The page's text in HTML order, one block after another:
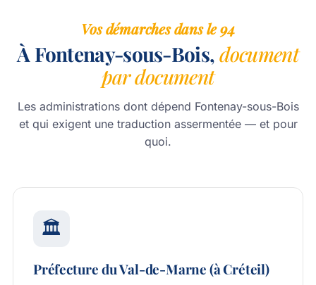
Vos démarches dans le 94
À Fontenay-sous-Bois,document
par document
Les administrations dont dépend Fontenay-sous-Bois
et qui exigent une traduction assermentée — et pour
quoi.
🏛️
Préfecture du Val-de-Marne (à Créteil)